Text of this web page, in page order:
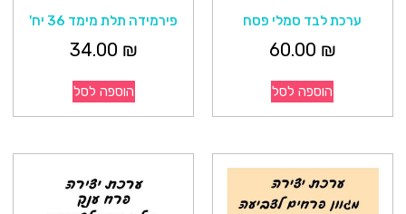
ערכת לבד סמלי פסח
60.00 ₪
הוספה לסל
פירמידה תלת מימד 36 יח'
34.00 ₪
הוספה לסל